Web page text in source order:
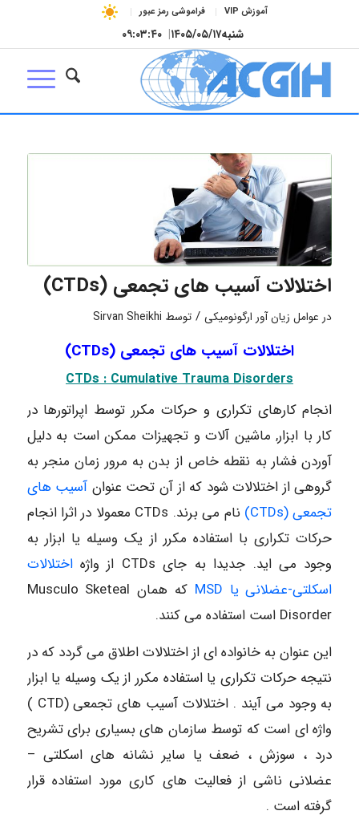
آموزش VIP فراموشی رمز عبور
شنبه۱۴۰۵/۰۵/۱۷| ۰۹:۰۳:۴۱
اختلالات آسیب های تجمعی (CTDs)
در عوامل زیان آور ارگونومیکی / توسط Sirvan Sheikhi
اختلالات آسیب های تجمعی (CTDs)
CTDs : Cumulative Trauma Disorders
انجام کارهای تکراری و حرکات مکرر توسط اپراتورها در
کار با ابزار, ماشین آلات و تجهیزات ممکن است به دلیل
آوردن فشار به نقطه خاص از بدن به مرور زمان منجر به
گروهی از اختلالات شود که از آن تحت عنوان آسیب های
تجمعی (CTDs)
نام می برند. CTDs معمولا در اثرا انجام
حرکات تکراری با استفاده مکرر از یک وسیله یا ابزار به
وجود می اید. جدیدا به جای CTDs از واژه
اختلالات
اسکلتی-عضلانی یا MSD
که همان Musculo Sketeal
Disorder است استفاده می کنند.
این عنوان به خانواده ای از اختلالات اطلاق می گردد که در
نتیجه حرکات تکراری یا استفاده مکرر از یک وسیله یا ابزار
به وجود می آیند . اختلالات آسیب های تجمعی (CTD )
واژه ای است که توسط سازمان های بسیاری برای تشریح
درد ، سوزش ، ضعف یا سایر نشانه های اسکلتی –
عضلانی ناشی از فعالیت های کاری مورد استفاده قرار
گرفته است .